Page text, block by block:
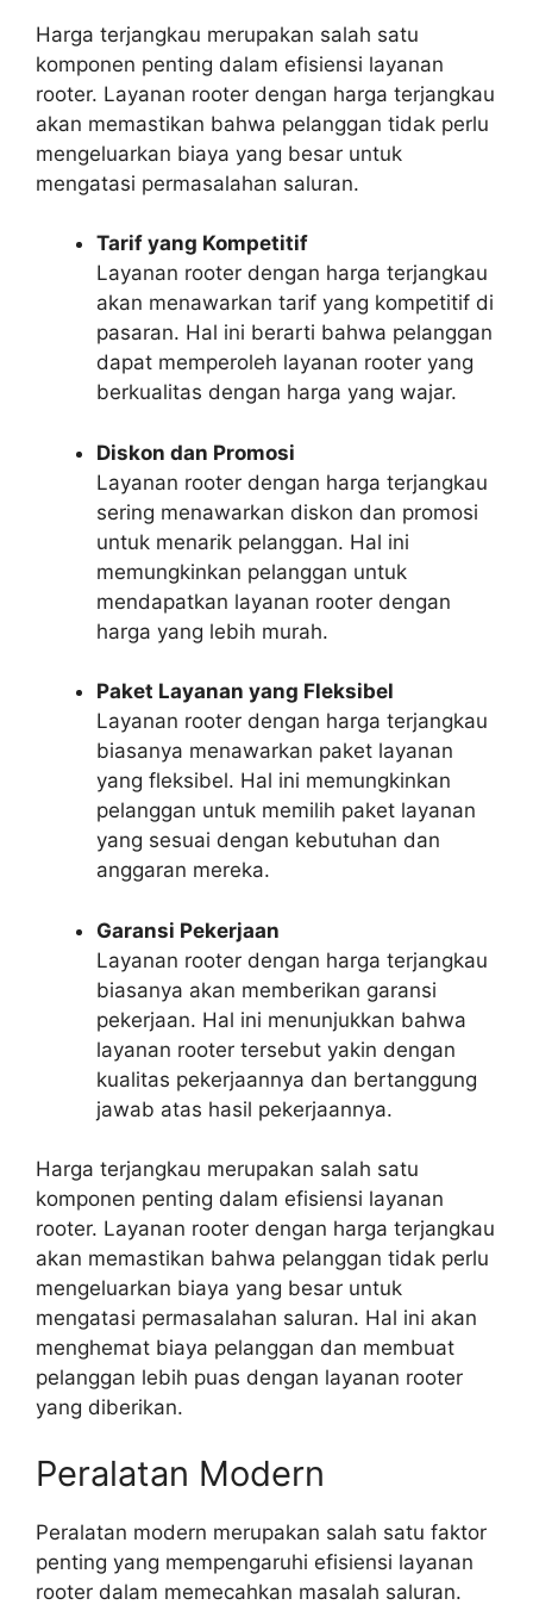
Harga terjangkau merupakan salah satu
komponen penting dalam efisiensi layanan
rooter. Layanan rooter dengan harga terjangkau
akan memastikan bahwa pelanggan tidak perlu
mengeluarkan biaya yang besar untuk
mengatasi permasalahan saluran.
Tarif yang Kompetitif
Layanan rooter dengan harga terjangkau
akan menawarkan tarif yang kompetitif di
pasaran. Hal ini berarti bahwa pelanggan
dapat memperoleh layanan rooter yang
berkualitas dengan harga yang wajar.
Diskon dan Promosi
Layanan rooter dengan harga terjangkau
sering menawarkan diskon dan promosi
untuk menarik pelanggan. Hal ini
memungkinkan pelanggan untuk
mendapatkan layanan rooter dengan
harga yang lebih murah.
Paket Layanan yang Fleksibel
Layanan rooter dengan harga terjangkau
biasanya menawarkan paket layanan
yang fleksibel. Hal ini memungkinkan
pelanggan untuk memilih paket layanan
yang sesuai dengan kebutuhan dan
anggaran mereka.
Garansi Pekerjaan
Layanan rooter dengan harga terjangkau
biasanya akan memberikan garansi
pekerjaan. Hal ini menunjukkan bahwa
layanan rooter tersebut yakin dengan
kualitas pekerjaannya dan bertanggung
jawab atas hasil pekerjaannya.
Harga terjangkau merupakan salah satu
komponen penting dalam efisiensi layanan
rooter. Layanan rooter dengan harga terjangkau
akan memastikan bahwa pelanggan tidak perlu
mengeluarkan biaya yang besar untuk
mengatasi permasalahan saluran. Hal ini akan
menghemat biaya pelanggan dan membuat
pelanggan lebih puas dengan layanan rooter
yang diberikan.
Peralatan Modern
Peralatan modern merupakan salah satu faktor
penting yang mempengaruhi efisiensi layanan
rooter dalam memecahkan masalah saluran.